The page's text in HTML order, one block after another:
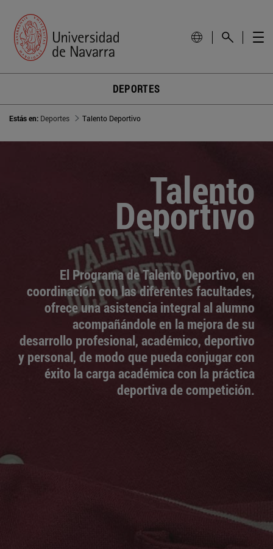
DEPORTES
Estás en: Deportes Talento Deportivo
Talento
Deportivo
El Programa de Talento Deportivo, en
coordinación con las diferentes facultades,
ofrece una asistencia integral al alumno
acompañándole en la mejora de su
desarrollo profesional, académico, deportivo
y personal, de modo que pueda conjugar con
éxito la carga académica con la práctica
deportiva de competición.